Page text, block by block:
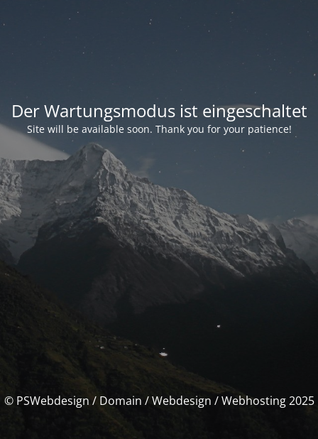
Der Wartungsmodus ist eingeschaltet
Site will be available soon. Thank you for your patience!
© PSWebdesign / Domain / Webdesign / Webhosting 2025